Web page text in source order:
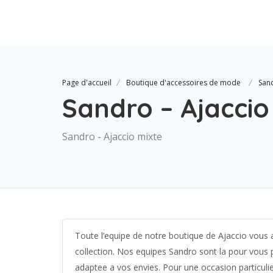
Page d'accueil Boutique d'accessoires de mode
Sandro –
Sandro - Ajaccio mixte
Toute l’equipe de notre boutique de Ajaccio
collection. Nos equipes Sandro sont la pour
adaptee a vos envies. Pour une occasion